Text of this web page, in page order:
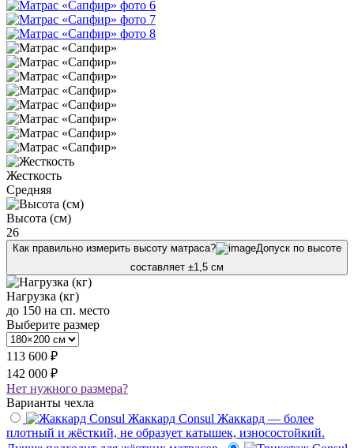
Жесткость
Средняя
Высота (см)
26
Как правильно измерить высоту матраса?
Допуск по высоте
составляет ±1,5 см
Нагрузка (кг)
до 150 на сп. место
Выберите размер
113 600 ₽
142 000 ₽
Нет нужного размера?
Варианты чехла
Жаккард Consul Жаккард — более
плотный и жёсткий, не образует катышек, износостойкий.